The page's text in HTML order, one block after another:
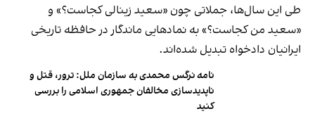
طی این سال‌ها، جملاتی چون «سعید زینالی کجاست؟» و
«سعید من کجاست؟» به نمادهایی ماندگار در حافظه تاریخی
ایرانیان دادخواه تبدیل شده‌اند.
نامه نرگس محمدی به سازمان ملل: ترور، قتل و
ناپدیدسازی مخالفان جمهوری اسلامی را بررسی
کنید